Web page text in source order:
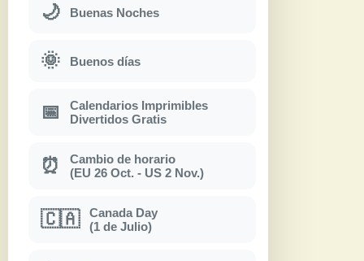
🌙 Buenas Noches
🌞 Buenos días
📅
Calendarios Imprimibles
Divertidos Gratis
⏰
Cambio de horario
(EU 26 Oct. - US 2 Nov.)
🇨🇦
Canada Day
(1 de Julio)